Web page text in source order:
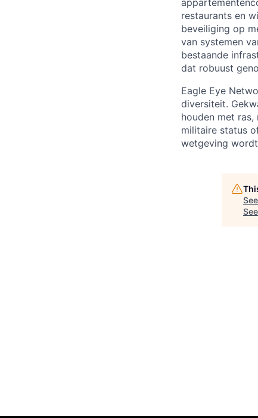
restaurants en
beveiliging op
van systemen
bestaande
dat robuust
Eagle Eye
diversiteit.
houden met
militaire status
wetgeving